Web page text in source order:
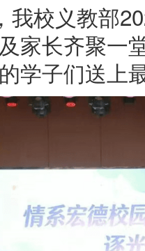
我校义教部
家长齐聚一
学子们送上